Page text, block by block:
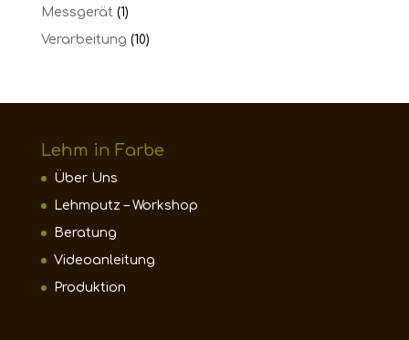
Messgerät (1)
Verarbeitung (10)
Lehm in Farbe
Über Uns
Lehmputz – Workshop
Beratung
Videoanleitung
Produktion